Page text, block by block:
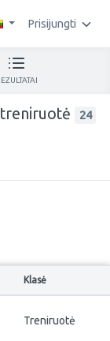
Prisijungti
24
Klasė
Treniruotė